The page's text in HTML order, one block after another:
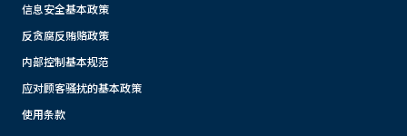
信息安全基本政策
反贪腐反贿赂政策
内部控制基本规范
应对顾客骚扰的基本政策
使用条款